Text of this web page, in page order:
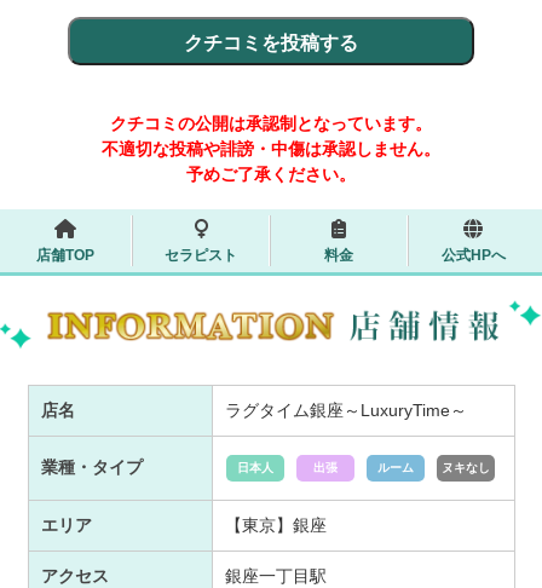
クチコミの公開は承認制となっています。
不適切な投稿や誹謗・中傷は承認しません。
予めご了承ください。
店舗TOP セラピスト 料金 公式HPへ
店名 ラグタイム銀座～LuxuryTime～
業種・タイプ 日本人 出張 ルーム ヌキなし
エリア 【東京】銀座
アクセス 銀座一丁目駅